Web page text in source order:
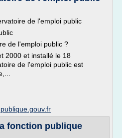
de l'emploi public
de l'emploi public ?
2000 et installé le 18
de l'emploi public est
fonction publique